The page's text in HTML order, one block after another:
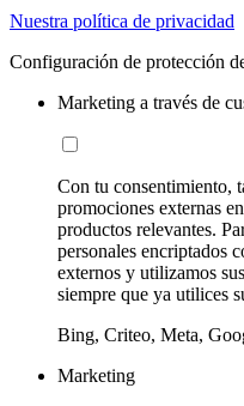
Nuestra política de privacidad
Configuración de protección
Marketing a través de
Con tu consentimiento,
promociones externas
productos relevantes.
personales encriptados
externos y utilizamos
siempre que ya utilices
Bing, Criteo, Meta,
Marketing